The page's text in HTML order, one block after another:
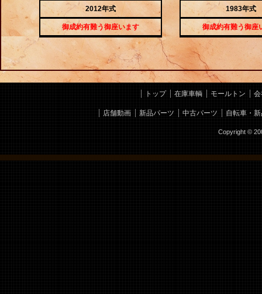
2012年式
御成約有難う御座います
1983年式
御成約有難う御座
トップ 在庫車輌 モールトン
店舗動画 新品パーツ 中古パーツ 自転車・
Copyright ©